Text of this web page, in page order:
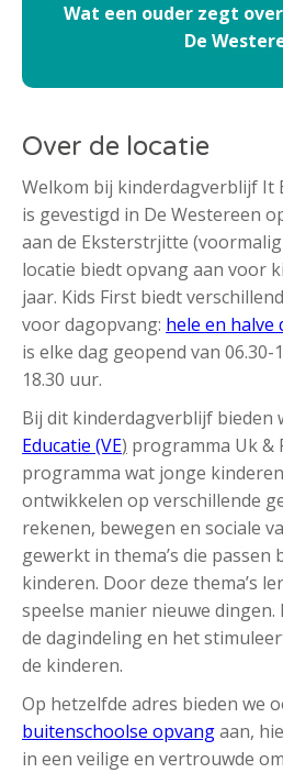
Wat een ouder zegt
De
Over de locatie
Welkom bij kinderdagverblijf It
is gevestigd in De Westereen
aan de Eksterstrjitte
locatie biedt opvang aan voor
jaar. Kids First biedt
voor dagopvang: hele en halve
is elke dag geopend van 06.30-
18.30 uur.
Bij dit kinderdagverblijf bieden
Educatie (VE) programma Uk &
programma wat jonge
ontwikkelen op verschillende
rekenen, bewegen en sociale
gewerkt in thema’s die passen
kinderen. Door deze thema’s
speelse manier nieuwe
de dagindeling en het
de kinderen.
Op hetzelfde adres bieden we
buitenschoolse opvangaan,
in een veilige en vertrouwde